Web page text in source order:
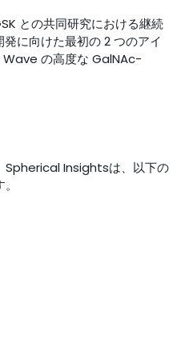
との共同研究における継続
に向けた最初の 2 つのアイ
Wave の高度な GalNAc-
Spherical Insightsは、以下の